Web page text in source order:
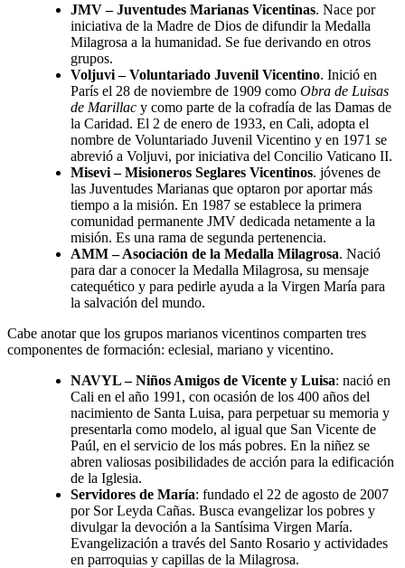
JMV – Juventudes Marianas Vicentinas. Nace por
iniciativa de la Madre de Dios de difundir la Medalla
Milagrosa a la humanidad. Se fue derivando en otros
grupos.
Voljuvi – Voluntariado Juvenil Vicentino. Inició en
París el 28 de noviembre de 1909 como Obra de Luisas
de Marillac y como parte de la cofradía de las Damas de
la Caridad. El 2 de enero de 1933, en Cali, adopta el
nombre de Voluntariado Juvenil Vicentino y en 1971 se
abrevió a Voljuvi, por iniciativa del Concilio Vaticano II.
Misevi – Misioneros Seglares Vicentinos. jóvenes de
las Juventudes Marianas que optaron por aportar más
tiempo a la misión. En 1987 se establece la primera
comunidad permanente JMV dedicada netamente a la
misión. Es una rama de segunda pertenencia.
AMM – Asociación de la Medalla Milagrosa. Nació
para dar a conocer la Medalla Milagrosa, su mensaje
catequético y para pedirle ayuda a la Virgen María para
la salvación del mundo.
Cabe anotar que los grupos marianos vicentinos comparten tres
componentes de formación: eclesial, mariano y vicentino.
NAVYL – Niños Amigos de Vicente y Luisa: nació en
Cali en el año 1991, con ocasión de los 400 años del
nacimiento de Santa Luisa, para perpetuar su memoria y
presentarla como modelo, al igual que San Vicente de
Paúl, en el servicio de los más pobres. En la niñez se
abren valiosas posibilidades de acción para la edificación
de la Iglesia.
Servidores de María: fundado el 22 de agosto de 2007
por Sor Leyda Cañas. Busca evangelizar los pobres y
divulgar la devoción a la Santísima Virgen María.
Evangelización a través del Santo Rosario y actividades
en parroquias y capillas de la Milagrosa.